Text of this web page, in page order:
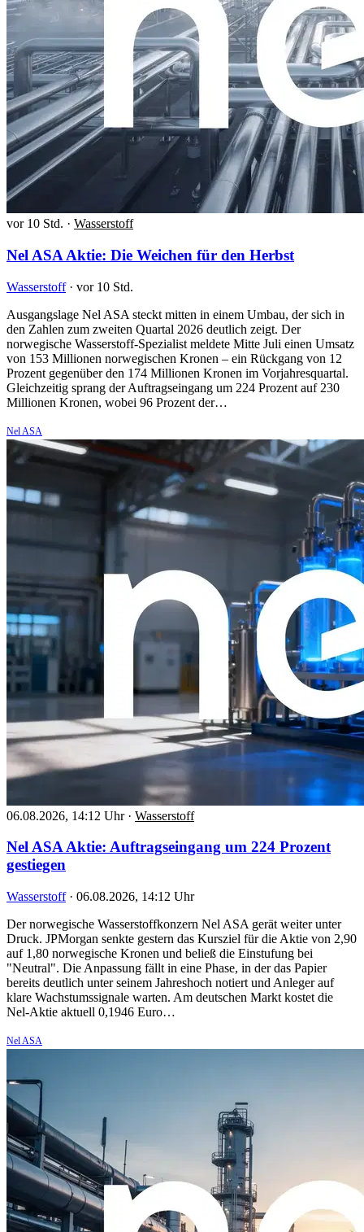
vor 10 Std. · Wasserstoff
Nel ASA Aktie: Die Weichen für den Herbst
Wasserstoff · vor 10 Std.
Ausgangslage Nel ASA steckt mitten in einem Umbau, der sich in
den Zahlen zum zweiten Quartal 2026 deutlich zeigt. Der
norwegische Wasserstoff-Spezialist meldete Mitte Juli einen Umsatz
von 153 Millionen norwegischen Kronen – ein Rückgang von 12
Prozent gegenüber den 174 Millionen Kronen im Vorjahresquartal.
Gleichzeitig sprang der Auftragseingang um 224 Prozent auf 230
Millionen Kronen, wobei 96 Prozent der…
Nel ASA
06.08.2026, 14:12 Uhr · Wasserstoff
Nel ASA Aktie: Auftragseingang um 224 Prozent
gestiegen
Wasserstoff · 06.08.2026, 14:12 Uhr
Der norwegische Wasserstoffkonzern Nel ASA gerät weiter unter
Druck. JPMorgan senkte gestern das Kursziel für die Aktie von 2,90
auf 1,80 norwegische Kronen und beließ die Einstufung bei
"Neutral". Die Anpassung fällt in eine Phase, in der das Papier
bereits deutlich unter seinem Jahreshoch notiert und Anleger auf
klare Wachstumssignale warten. Am deutschen Markt kostet die
Nel-Aktie aktuell 0,1946 Euro…
Nel ASA